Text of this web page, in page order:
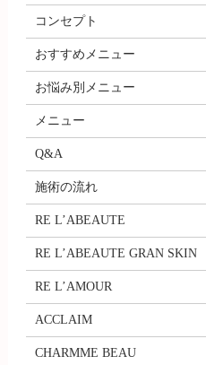
コンセプト
おすすめメニュー
お悩み別メニュー
メニュー
Q&A
施術の流れ
RE L’ABEAUTE
RE L’ABEAUTE GRAN SKIN
RE L’AMOUR
ACCLAIM
CHARMME BEAU